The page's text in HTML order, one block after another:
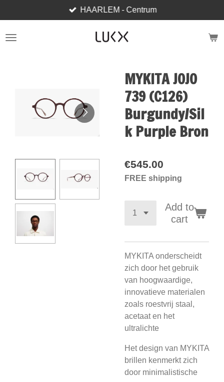
to
main
HAARLEM - Centrum
MYKITA JOJO
739 (C126)
Burgundy/Sil
k Purple Bron
€545.00
FREE shipping
Add to
cart
MYKITA onderscheidt
zich door het gebruik
van hoogwaardige,
innovatieve materialen
zoals roestvrij staal,
acetaat en het
ultralichte
Het design van MYKITA
brillen kenmerkt zich
door minimalistische